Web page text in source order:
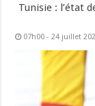
Tunisie : l’état
07h00 - 24 juillet